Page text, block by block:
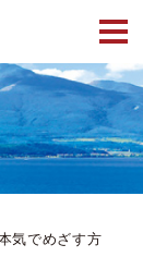
気でめざす方